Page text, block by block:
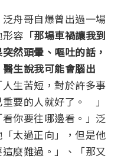
舟哥自爆曾出過一場
容 「那場車禍讓我到
然頭暈、嘔吐的話，
生說我可能會腦出
生苦短，對於許多事
要的人就好了。 」
你要往哪邊看。」泛
太過正向」，但是他
麼難過。」、「那又